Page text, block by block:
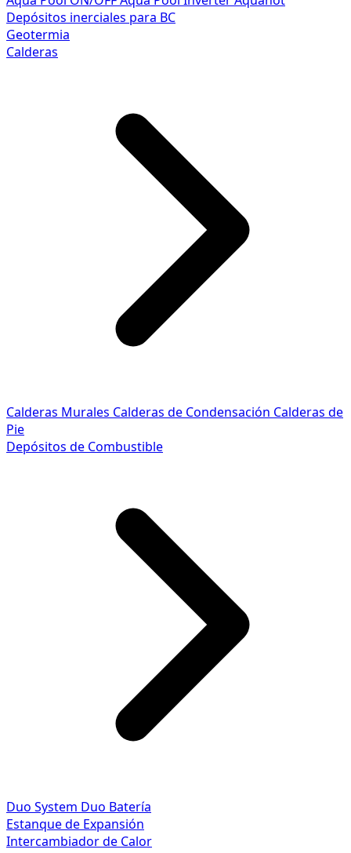
Depósitos inerciales para BC
Geotermia
Calderas
Calderas Murales Calderas de Condensación Calderas de
Pie
Depósitos de Combustible
Duo System Duo Batería
Estanque de Expansión
Intercambiador de Calor